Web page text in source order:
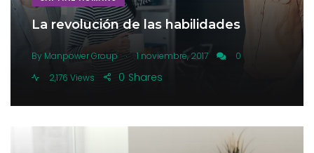
La revolución de las habilidades
By Manpower Group . 1 noviembre, 2017
0
2,176 Views
Shares
0